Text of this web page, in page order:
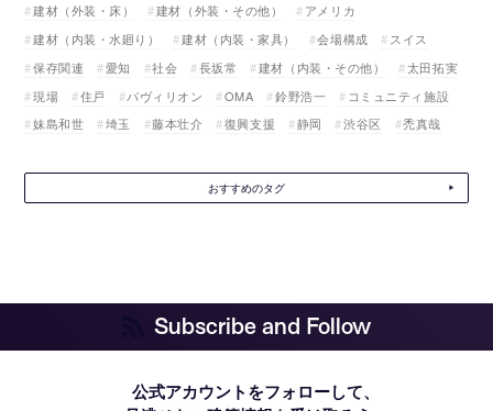
建材（外装・床）
建材（外装・その他）
アメリカ
建材（内装・水廻り）
建材（内装・家具） 会場構成
スイス
保存関連
愛知 社会 長坂常 建材（内装・その他）
太田拓実
現場
住戸 パヴィリオン OMA 鈴野浩一
コミュニティ施設
妹島和世
埼玉 藤本壮介 復興支援 静岡 渋谷区 禿真哉
おすすめのタグ
Subscribe and Follow
公式アカウントをフォローして、